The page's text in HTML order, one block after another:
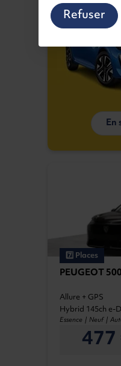
En
7️⃣ Places
PEUGEOT
Allure + GPS
Hybrid 145ch e-
Essence | Neuf |
Refuser